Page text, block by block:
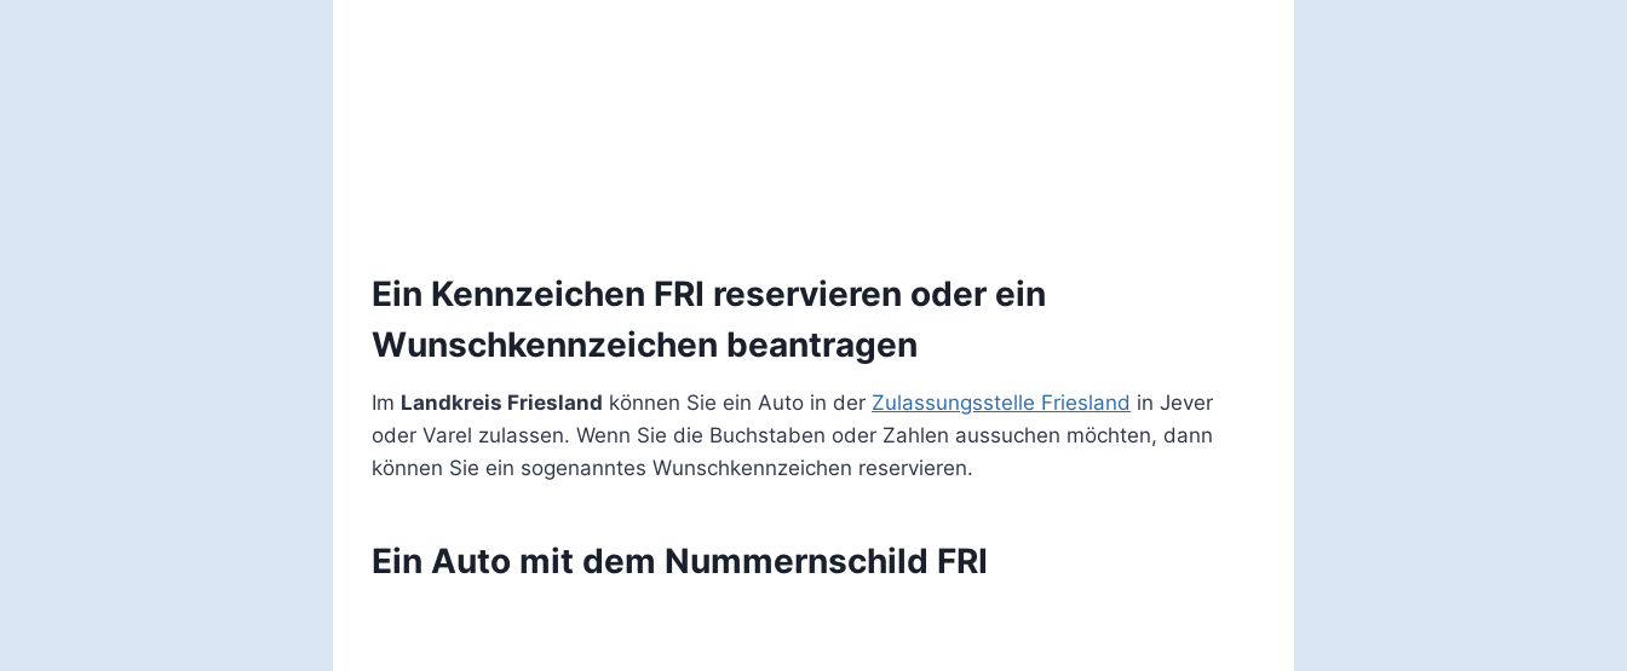
Ein Kennzeichen FRI reservieren oder ein
Wunschkennzeichen beantragen
Im Landkreis Friesland können Sie ein Auto in der Zulassungsstelle Friesland in Jever
oder Varel zulassen. Wenn Sie die Buchstaben oder Zahlen aussuchen möchten, dann
können Sie ein sogenanntes Wunschkennzeichen reservieren.
Ein Auto mit dem Nummernschild FRI